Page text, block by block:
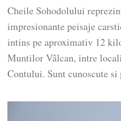
Cheile Sohodolului
impresionante peisaje
intins pe aproximativ 12
Muntilor Vâlcan, intre
Contului. Sunt cunoscute